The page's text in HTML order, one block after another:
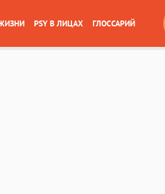
PSY В ЛИЦАХ ГЛОССАРИЙ